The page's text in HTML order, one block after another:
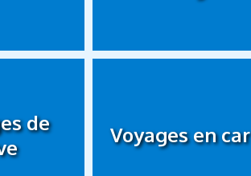
de
Voyages en car